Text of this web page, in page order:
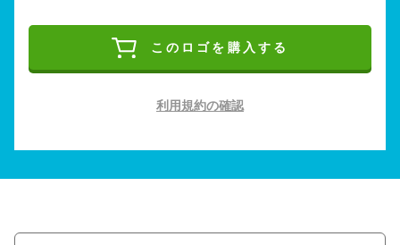
このロゴを購入する
利用規約の確認